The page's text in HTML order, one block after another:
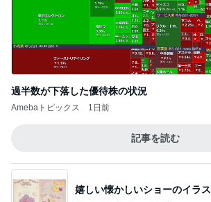
4年ぶりに1人で参戦したお店
Amebaトピックス 19時間前